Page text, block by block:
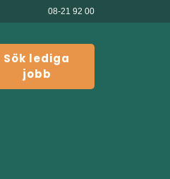
08-21 92 00
Sök lediga
jobb